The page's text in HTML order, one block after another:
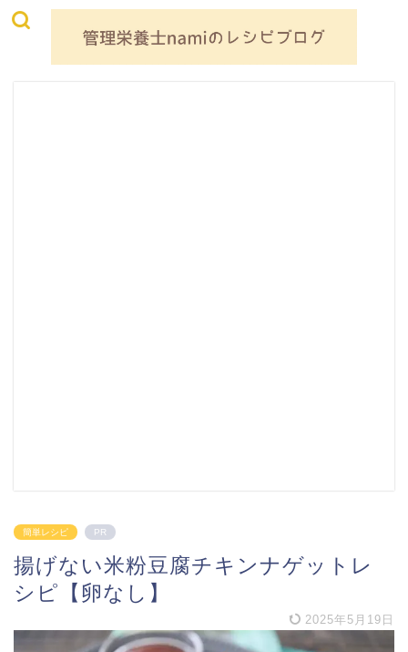
簡単レシピ PR
揚げない米粉豆腐チキンナゲットレ
シピ【卵なし】
2025年5月19日